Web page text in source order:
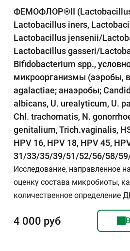
ФЕМОФЛОР®II
Lactobacillus iners,
Lactobacillus jensenii/
Lactobacillus gasseri/
Bifidobacterium spp.,
микроорганизмы (аэробы,
agalactiae; анаэробы;
albicans, U. urealyticum, U.
Chl. trachomatis, N.
genitalium, Trich.vaginalis,
HPV 16, HPV 18, HPV 45,
31/33/35/39/51/52/56/58/
Исследование, направленное
оценку состава микробиоты,
количественное определение
4 000 руб